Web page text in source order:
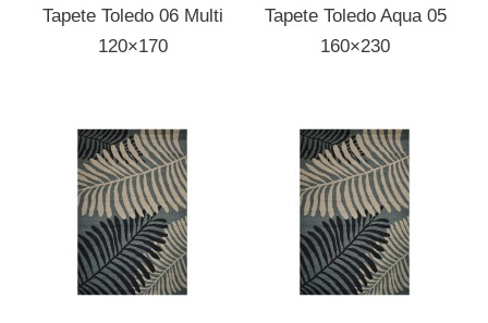
Tapete Toledo 06 Multi
120×170
Tapete Toledo Aqua 05
160×230